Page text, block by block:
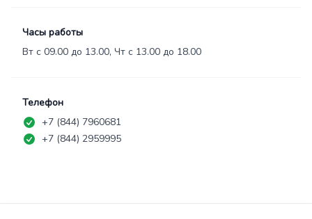
Часы работы
Вт с 09.00 до 13.00, Чт с 13.00 до 18.00
Телефон
+7 (844) 7960681
+7 (844) 2959995